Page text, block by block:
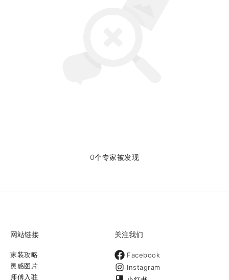
0个专家被发现
网站链接
家装攻略
灵感图片
师傅入驻
关注我们
Facebook
Instagram